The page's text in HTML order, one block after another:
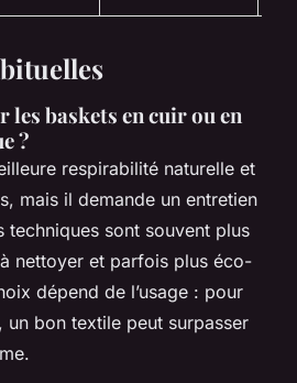
baskets en cuir ou en
?
respirabilité naturelle et
mais il demande un entretien
techniques sont souvent plus
nettoyer et parfois plus éco-
dépend de l’usage : pour
un bon textile peut surpasser